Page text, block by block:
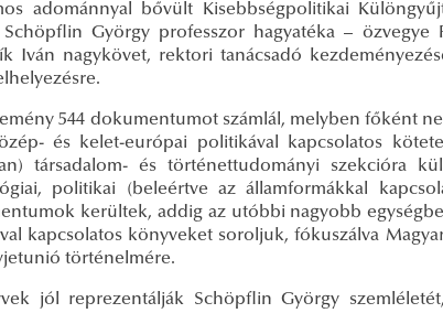
adománnyal bővült Kisebbségpolitikai
Schöpflin György professzor hagyatéka – özvegye
Iván nagykövet, rektori tanácsadó
544 dokumentumot számlál, melyben főként
és kelet-európai politikával kapcsolatos
társadalom- és történettudományi szekcióra
politikai (beleértve az államformákkal
kerültek, addig az utóbbi nagyobb egységbe
kapcsolatos könyveket soroljuk, fókuszálva
történelmére.
jól reprezentálják Schöpflin György